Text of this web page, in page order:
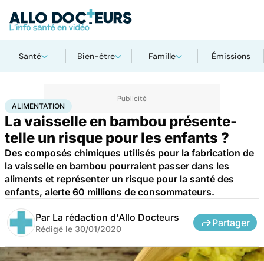
Santé Bien-être Famille Émissions
AccueilBien-être Nutrition Alimentation
ALIMENTATION
La vaisselle en bambou présente-
telle un risque pour les enfants ?
Des composés chimiques utilisés pour la fabrication de
la vaisselle en bambou pourraient passer dans les
aliments et représenter un risque pour la santé des
enfants, alerte 60 millions de consommateurs.
Par La rédaction d'Allo Docteurs
Rédigé le 30/01/2020
Partager